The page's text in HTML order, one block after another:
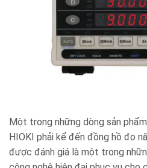
Một trong những dòng sản
HIOKI phải kể đến đồng hồ đo
được đánh giá là một trong